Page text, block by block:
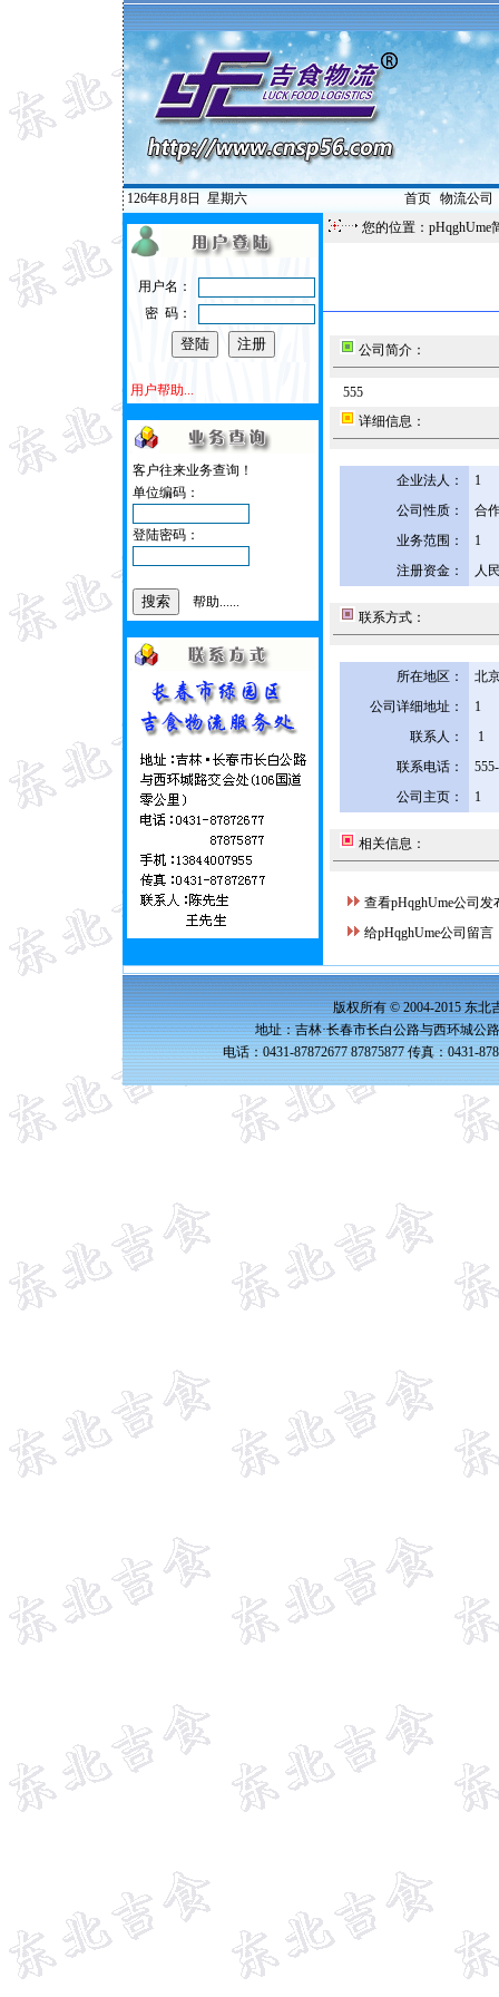
126年8月8日 星期六 首页| 物流公司
用户名：
密 码：
用户帮助...
客户往来业务查询！
单位编码：
登陆密码：
帮助......
您的位置：pHqghUme
公司简介：
555
详细信息：
企业法人：
1
公司性质：
合
业务范围：
1
注册资金：
人
联系方式：
所在地区：
北
公司详细地址：
1
联系人：
1
联系电话：
公司主页：
1
相关信息：
查看pHqghUme公司发
给pHqghUme公司留言
版权所有 © 2004-2015 东北
地址：吉林·长春市长白公路与西环城公
电话：0431-87872677 87875877 传真：0431-